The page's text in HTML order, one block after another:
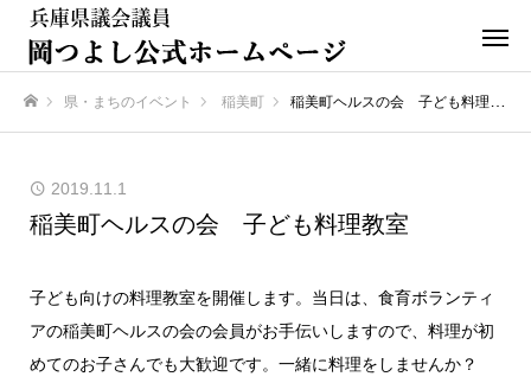
県・まちのイベント 稲美町 稲美町ヘルスの会 子ども料理教室
2019.11.1
稲美町ヘルスの会 子ども料理教室
子ども向けの料理教室を開催します。当日は、食育ボランティ
アの稲美町ヘルスの会の会員がお手伝いしますので、料理が初
めてのお子さんでも大歓迎です。一緒に料理をしませんか？